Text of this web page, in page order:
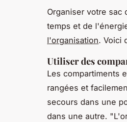
Organiser votre sac
temps et de
l'organisation. Voici
Utiliser des
Les compartiments
rangées et
secours dans une
dans une autre.